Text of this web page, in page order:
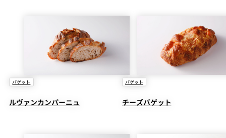
バゲット
ルヴァンカンパーニュ
バゲット
チーズバゲット